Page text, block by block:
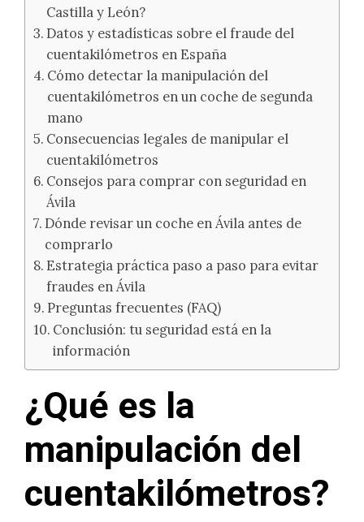
Castilla y León?
Datos y estadísticas sobre el fraude del
cuentakilómetros en España
Cómo detectar la manipulación del
cuentakilómetros en un coche de segunda
mano
Consecuencias legales de manipular el
cuentakilómetros
Consejos para comprar con seguridad en
Ávila
Dónde revisar un coche en Ávila antes de
comprarlo
Estrategia práctica paso a paso para evitar
fraudes en Ávila
Preguntas frecuentes (FAQ)
Conclusión: tu seguridad está en la
información
¿Qué es la
manipulación del
cuentakilómetros?